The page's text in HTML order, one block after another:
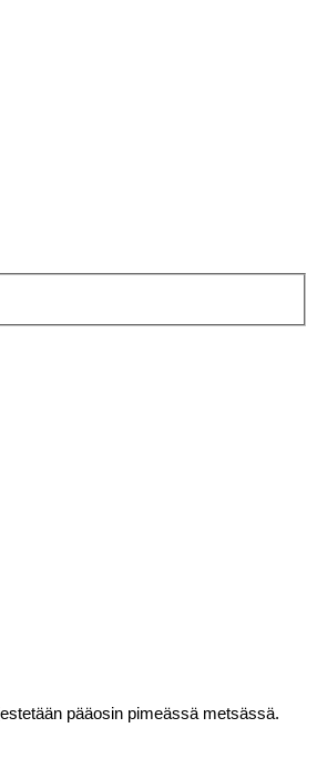
pääosin pimeässä metsässä.